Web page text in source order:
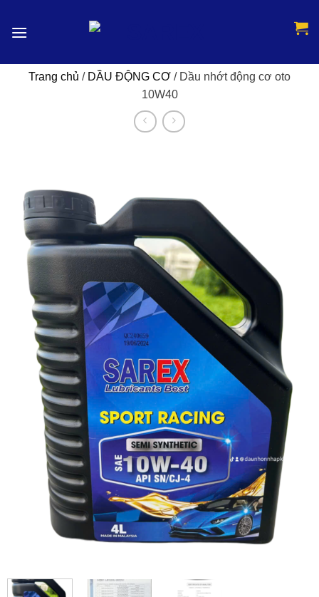
Trang chủ / DẦU ĐỘNG CƠ / Dầu nhớt động cơ oto
10W40